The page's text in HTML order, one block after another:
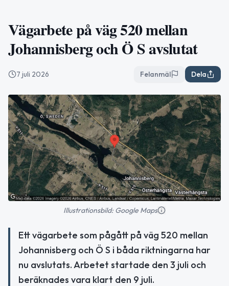
Vägarbete på väg 520 mellan
Johannisberg och Ö S avslutat
7 juli 2026 Felanmäl Dela
Illustrationsbild: Google Maps
Ett vägarbete som pågått på väg 520 mellan
Johannisberg och Ö S i båda riktningarna har
nu avslutats. Arbetet startade den 3 juli och
beräknades vara klart den 9 juli.